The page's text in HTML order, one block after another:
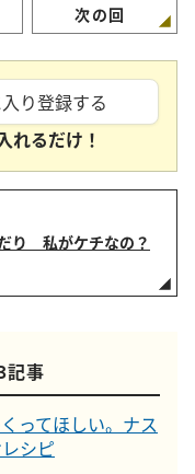
次の回
り登録する
れるだけ！
り 私がケチなの？
記事
ってほしい。ナス
シピ